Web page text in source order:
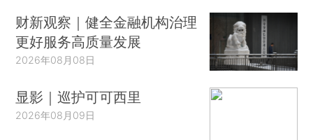
财新观察｜健全金融机构治理
更好服务高质量发展
2026年08月08日
显影｜巡护可可西里
2026年08月09日